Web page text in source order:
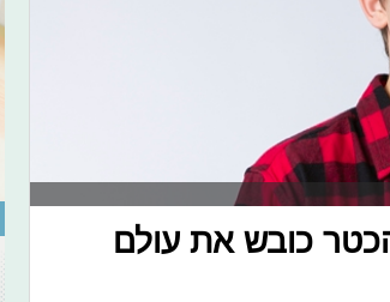
הכטר כובש את עולם